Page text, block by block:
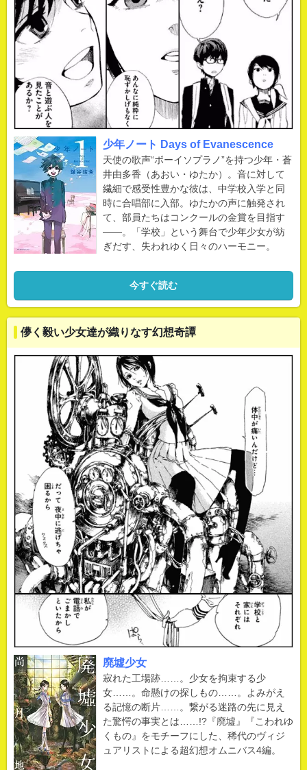
少年ノート Days of Evanescence
天使の歌声“ボーイソプラノ”を持つ少年・蒼
井由多香（あおい・ゆたか）。音に対して
繊細で感受性豊かな彼は、中学校入学と同
時に合唱部に入部。ゆたかの声に触発され
て、部員たちはコンクールの金賞を目指す
――。「学校」という舞台で少年少女が紡
ぎだす、失われゆく日々のハーモニー。
今すぐ読む
儚く毅い少女達が織りなす幻想奇譚
廃墟少女
寂れた工場跡……。少女を拘束する少
女……。命懸けの探しもの……。よみがえ
る記憶の断片……。繋がる迷路の先に見え
た驚愕の事実とは……!?『廃墟』『こわれゆ
くもの』をモチーフにした、稀代のヴィジ
ュアリストによる超幻想オムニバス4編。